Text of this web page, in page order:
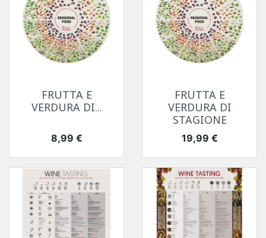
FRUTTA E
VERDURA DI...
Prezzo
8,99 €
FRUTTA E
VERDURA DI
STAGIONE
Prezzo
19,99 €